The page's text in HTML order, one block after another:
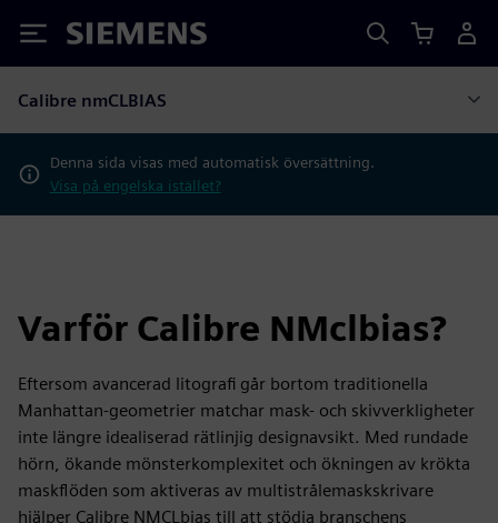
Siemens
Calibre nmCLBIAS
Denna sida visas med automatisk översättning.
Visa på engelska istället?
Varför Calibre NMclbias?
Eftersom avancerad litografi går bortom traditionella
Manhattan-geometrier matchar mask- och skivverkligheter
inte längre idealiserad rätlinjig designavsikt. Med rundade
hörn, ökande mönsterkomplexitet och ökningen av krökta
maskflöden som aktiveras av multistrålemaskskrivare
hjälper Calibre NMCLbias till att stödja branschens